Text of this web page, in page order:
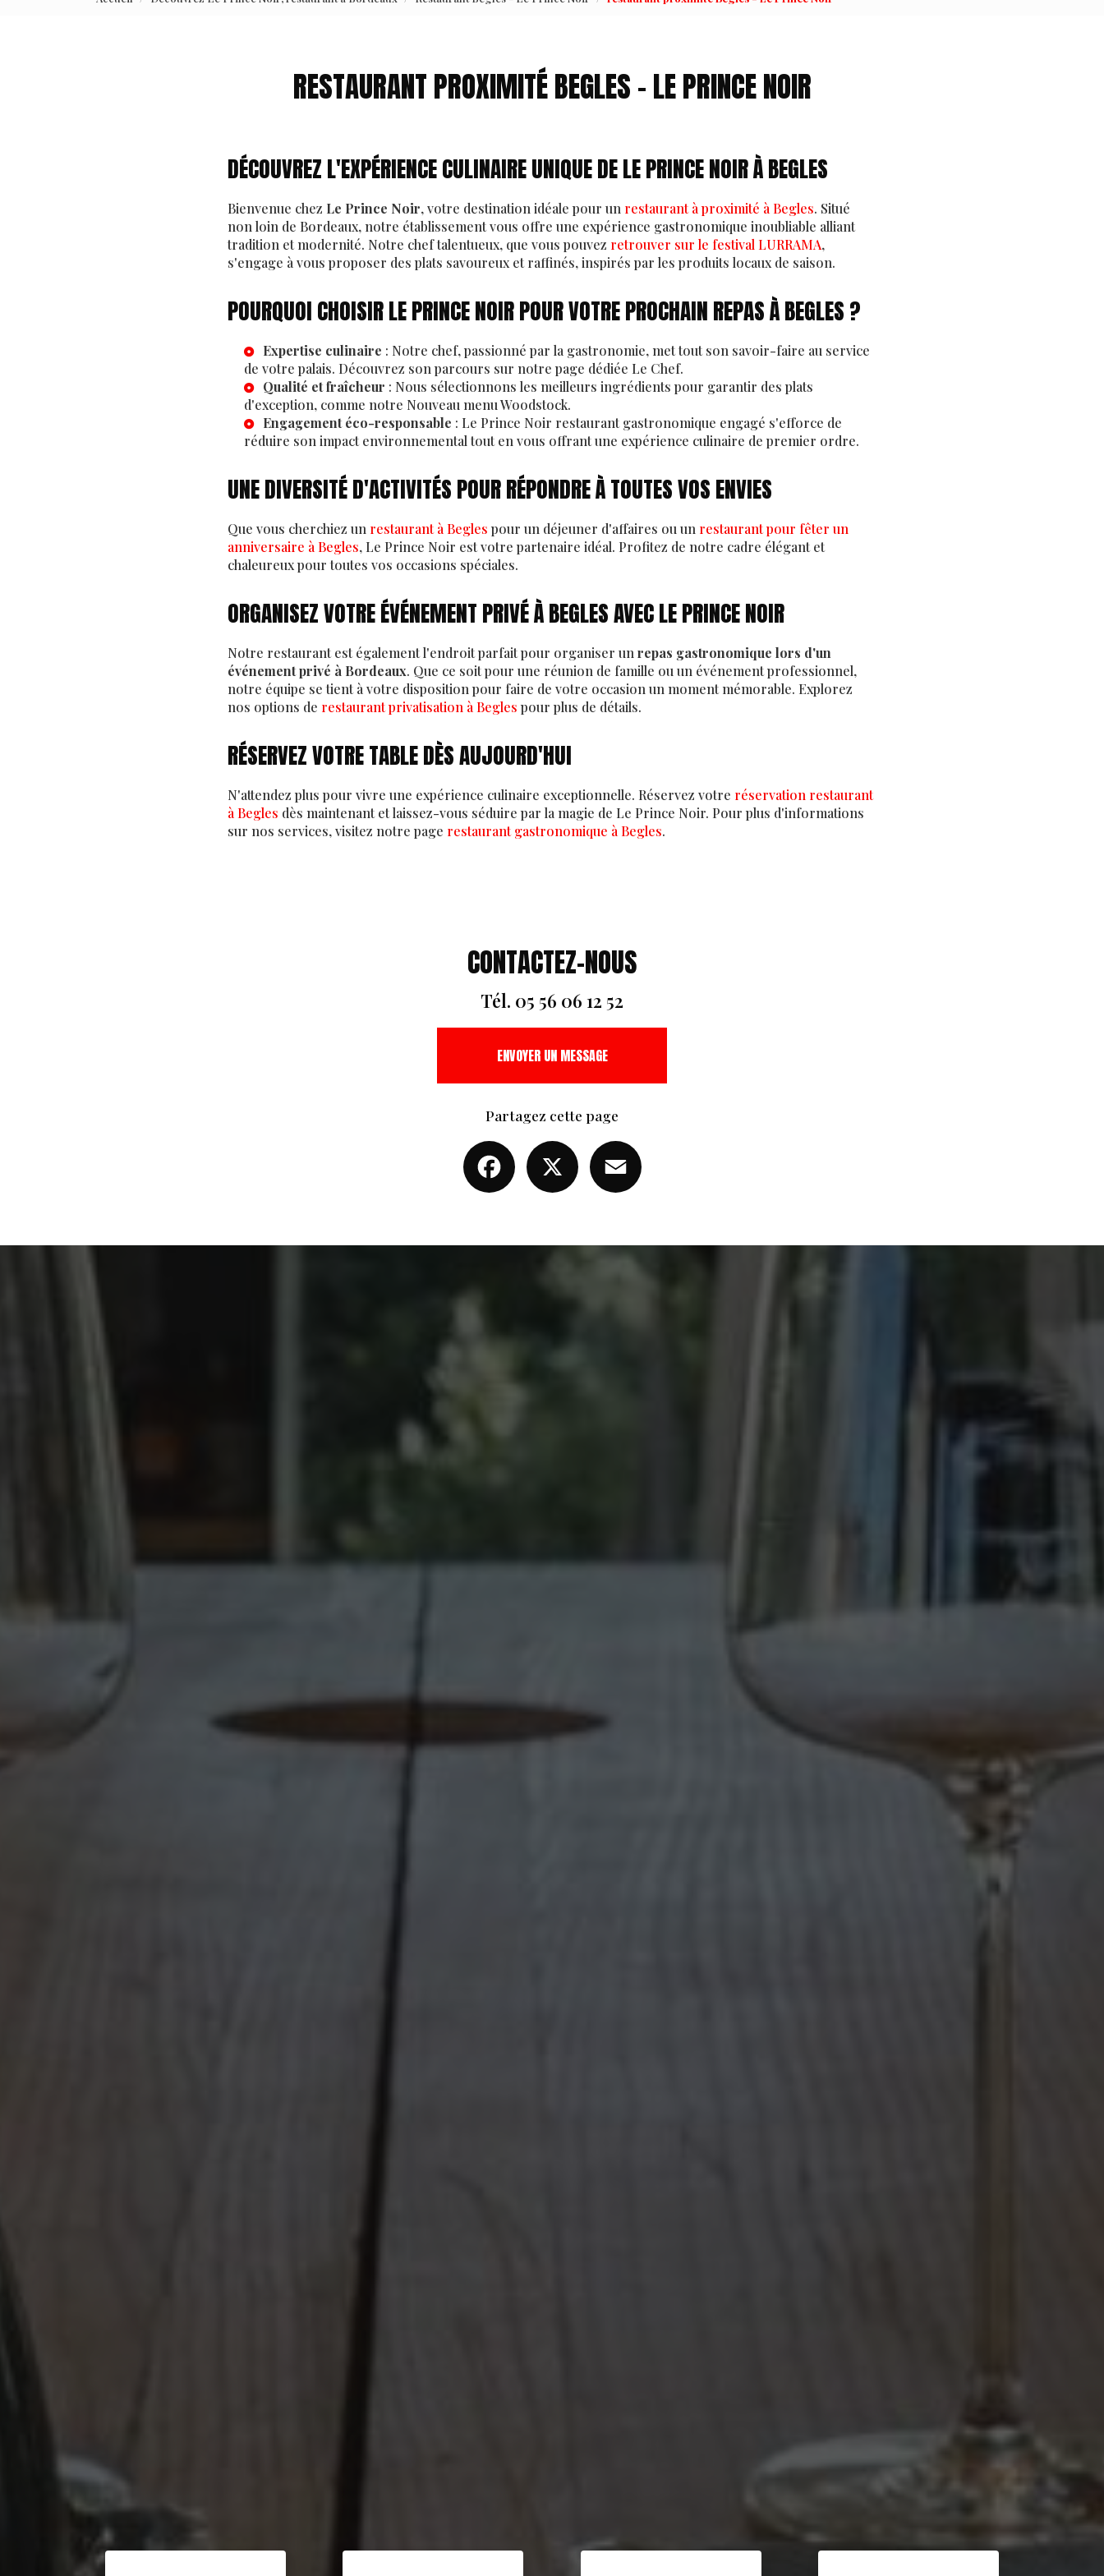
RESTAURANT PROXIMITÉ BEGLES - LE PRINCE NOIR
DÉCOUVREZ L'EXPÉRIENCE CULINAIRE UNIQUE DE LE PRINCE NOIR À BEGLES
Bienvenue chez Le Prince Noir, votre destination idéale pour un restaurant à proximité à Begles. Situé
non loin de Bordeaux, notre établissement vous offre une expérience gastronomique inoubliable alliant
tradition et modernité. Notre chef talentueux, que vous pouvez retrouver sur le festival LURRAMA,
s'engage à vous proposer des plats savoureux et raffinés, inspirés par les produits locaux de saison.
POURQUOI CHOISIR LE PRINCE NOIR POUR VOTRE PROCHAIN REPAS À BEGLES ?
Expertise culinaire : Notre chef, passionné par la gastronomie, met tout son savoir-faire au service
de votre palais. Découvrez son parcours sur notre page dédiée Le Chef.
Qualité et fraîcheur : Nous sélectionnons les meilleurs ingrédients pour garantir des plats
d'exception, comme notre Nouveau menu Woodstock.
Engagement éco-responsable : Le Prince Noir restaurant gastronomique engagé s'efforce de
réduire son impact environnemental tout en vous offrant une expérience culinaire de premier ordre.
UNE DIVERSITÉ D'ACTIVITÉS POUR RÉPONDRE À TOUTES VOS ENVIES
Que vous cherchiez un restaurant à Begles pour un déjeuner d'affaires ou un restaurant pour fêter un
anniversaire à Begles, Le Prince Noir est votre partenaire idéal. Profitez de notre cadre élégant et
chaleureux pour toutes vos occasions spéciales.
ORGANISEZ VOTRE ÉVÉNEMENT PRIVÉ À BEGLES AVEC LE PRINCE NOIR
Notre restaurant est également l'endroit parfait pour organiser unrepas gastronomique lors d'un
événement privé à Bordeaux. Que ce soit pour une réunion de famille ou un événement professionnel,
notre équipe se tient à votre disposition pour faire de votre occasion un moment mémorable. Explorez
nos options de restaurant privatisation à Begles pour plus de détails.
RÉSERVEZ VOTRE TABLE DÈS AUJOURD'HUI
N'attendez plus pour vivre une expérience culinaire exceptionnelle. Réservez votre réservation restaurant
à Begles dès maintenant et laissez-vous séduire par la magie de Le Prince Noir. Pour plus d'informations
sur nos services, visitez notre page restaurant gastronomique à Begles.
CONTACTEZ-NOUS
Tél. 05 56 06 12 52
ENVOYER UN MESSAGE
Partagez cette page
Facebook